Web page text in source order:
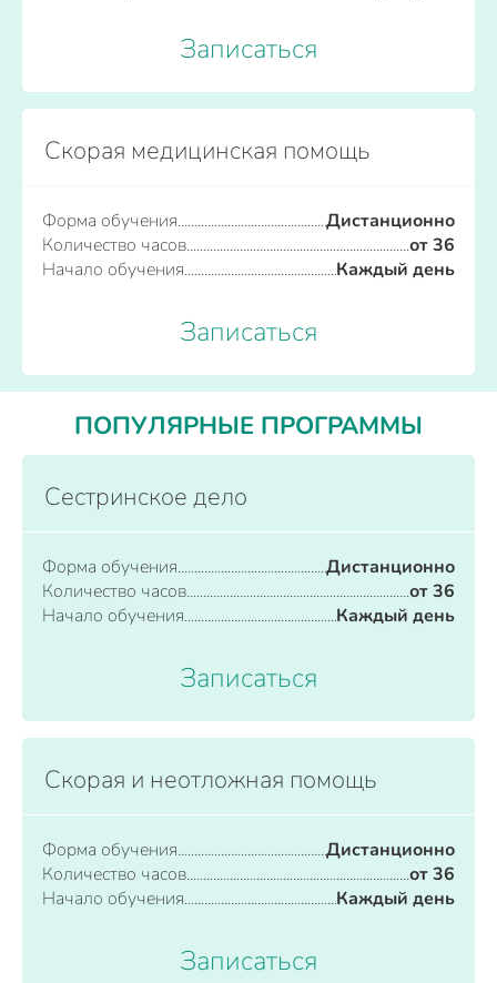
Записаться
Скорая медицинская помощь
Форма обучения
Дистанционно
Количество часов
от 36
Начало обучения
Каждый день
Записаться
ПОПУЛЯРНЫЕ ПРОГРАММЫ
Сестринское дело
Форма обучения
Дистанционно
Количество часов
от 36
Начало обучения
Каждый день
Записаться
Скорая и неотложная помощь
Форма обучения
Дистанционно
Количество часов
от 36
Начало обучения
Каждый день
Записаться